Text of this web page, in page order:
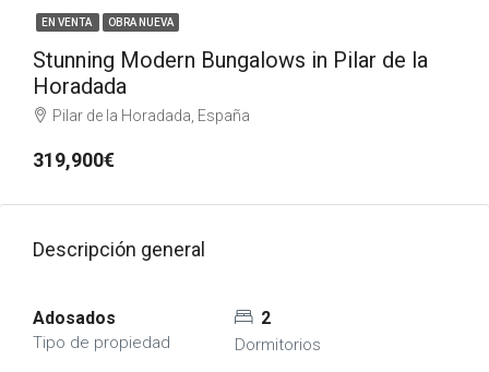
EN VENTA OBRA NUEVA
Stunning Modern Bungalows in Pilar de la
Horadada
Pilar de la Horadada, España
319,900€
Descripción general
Adosados
Tipo de propiedad
2
Dormitorios